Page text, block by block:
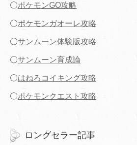
〇ポケモンGO攻略
〇ポケモンガオーレ攻略
〇サンムーン体験版攻略
〇サンムーン育成論
〇はねろコイキング攻略
〇ポケモンクエスト攻略
ロングセラー記事